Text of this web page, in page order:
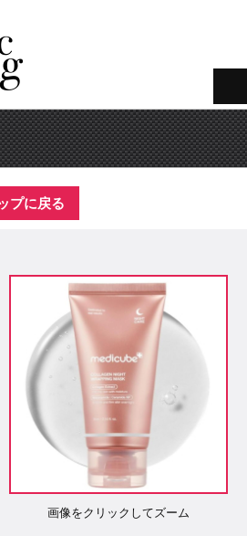
プに戻る
画像をクリックしてズーム